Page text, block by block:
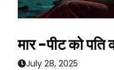
मार -पीट को पति
July 28, 2025